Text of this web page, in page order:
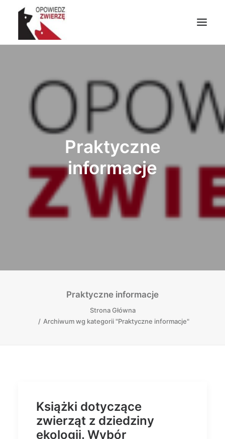
ZWIERZĘTA W LITERATURZE I SZTUCE
ZWIERZĘTA W CHRZEŚCIJAŃSTWIE
ZRÓB CO MOŻESZ
NAPISZ DO NAS
WYSZUKIWANIEPraktyczne
informacje
Praktyczne informacje
Strona Główna
Archiwum wg kategorii "Praktyczne informacje"
Książki dotyczące
zwierząt z dziedziny
ekologii. Wybór